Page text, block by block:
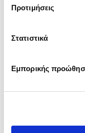
Προτιμήσεις
Στατιστικά
Εμπορικής